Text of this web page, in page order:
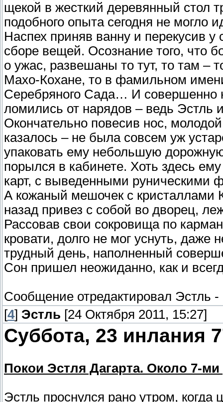
щекой в жесткий деревянный стол
подобного опыта сегодня не могло
Наспех приняв ванну и перекусив
сборе вещей. Осознание того, что
о ужас, развешаны то тут, то там –
Махо-Кохане, то в фамильном
Серебряного Сада… И совершенно
ломились от нарядов – ведь Эстль
Окончательно повесив нос,
казалось – не была совсем уж
упаковать ему небольшую
порылся в кабинете. Хоть здесь
карт, с выведенными руническими
А кожаный мешочек с кристаллами
назад привез с собой во дворец,
Рассовав свои сокровища по
кровати, долго не мог уснуть, даже
трудный день, наполненный
Сон пришел неожиданно, как и
Сообщение отредактировал Эстль -
[4] Эстль [24 Октября 2011, 15:27]
Суббота, 23 инлания
Покои Эстля Дагарта. Около 7-ми
Эстль проснулся рано утром, когда